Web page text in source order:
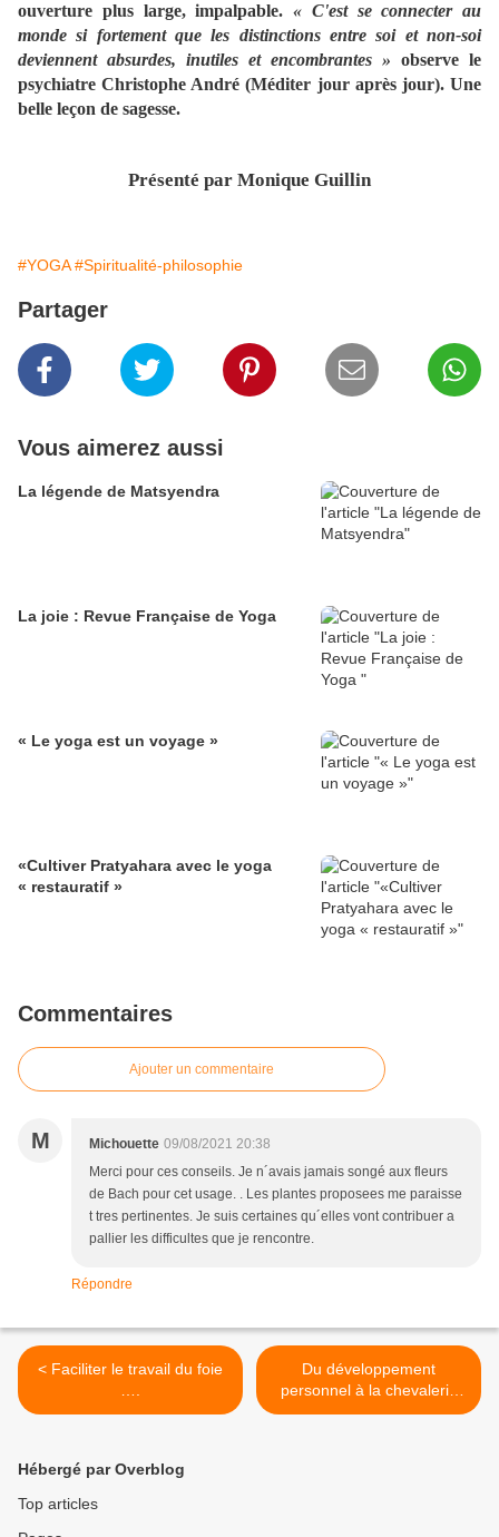
ouverture plus large, impalpable. « C'est se connecter au
monde si fortement que les distinctions entre soi et non-soi
deviennent absurdes, inutiles et encombrantes » observe le
psychiatre Christophe André (Méditer jour après jour). Une
belle leçon de sagesse.
Présenté par Monique Guillin
#YOGA #Spiritualité-philosophie
Partager
Vous aimerez aussi
La légende de Matsyendra
La joie : Revue Française de Yoga
« Le yoga est un voyage »
«Cultiver Pratyahara avec le yoga
« restauratif »
Commentaires
Ajouter un commentaire
M Michouette 09/08/2021 20:38
Merci pour ces conseils. Je n´avais jamais songé aux fleurs
de Bach pour cet usage. . Les plantes proposees me paraisse
t tres pertinentes. Je suis certaines qu´elles vont contribuer a
pallier les difficultes que je rencontre.
Répondre
< Faciliter le travail du foie
Du développement
personnel à la chevalerie
initiatique >
Hébergé par Overblog
Top articles